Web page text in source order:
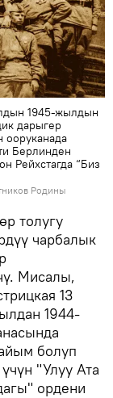
1945-жылдын
дарыгер
ооруканада
Берлинден
Рейхстагда “Биз
Родины
толугу
чарбалык
Мисалы,
13
1944-
болуп
"Улуу Ата
ордени